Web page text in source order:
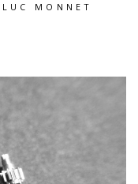
LUC MONNET